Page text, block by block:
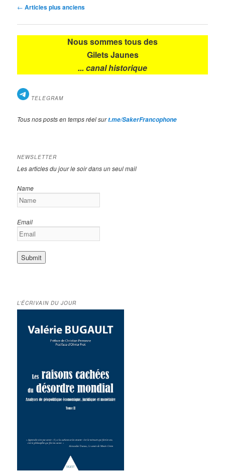
Navigation
articles
← Articles plus anciens
Nous sommes tous des
Gilets Jaunes
... canal historique
TELEGRAM
Tous nos posts en temps réel surt.me/SakerFrancophone
NEWSLETTER
Les articles du jour le soir dans un seul mail
Name
Email
L’ÉCRIVAIN DU JOUR